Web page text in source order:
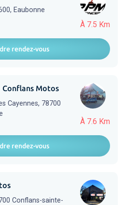
À 7.5 Km
Eaubonne
rendez-vous
À 7.6 Km
Conflans Motos
Cayennes, 78700
rendez-vous
Conflans-sainte-